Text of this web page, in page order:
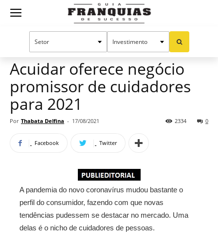
Guia
Mercado de franquias Publieditorial
Acuidar oferece negócio
promissor de cuidadores
para 2021
Por Thabata Delfina - 17/08/2021 0
2334
Facebook Twitter
A pandemia do novo coronavírus mudou bastante o
perfil do consumidor, fazendo com que novas
tendências pudessem se destacar no mercado. Uma
delas é o nicho de cuidadores de pessoas.